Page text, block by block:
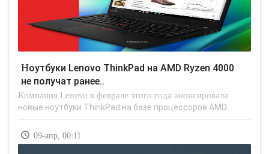
Ноутбуки Lenovo ThinkPad на AMD Ryzen 4000
не получат ранее..
Компания Lenovo в феврале этого года анонсировала
новые ноутбуки ThinkPad на базе процессоров AMD..
09-апр, 00:11